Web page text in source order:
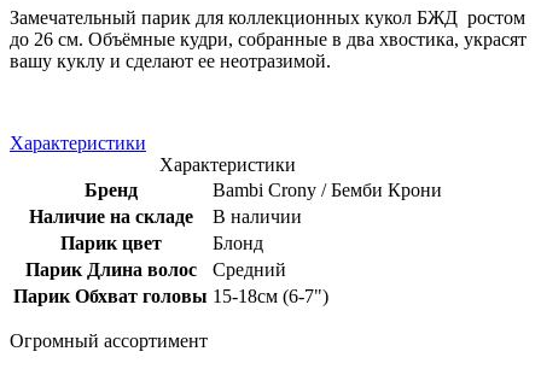
Замечательный парик для коллекционных кукол БЖД ростом
до 26 см. Объёмные кудри, собранные в два хвостика, украсят
вашу куклу и сделают ее неотразимой.
Характеристики
Характеристики
Бренд
Bambi Crony / Бемби Крони
Наличие на складе
В наличии
Парик цвет
Блонд
Парик Длина волос
Средний
Парик Обхват головы 15-18см (6-7")
Огромный ассортимент